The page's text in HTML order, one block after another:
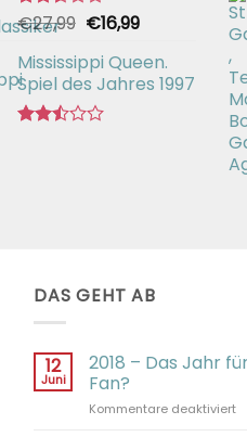
Bewertet
mit
2.55
von 5
€27,99 Ursprünglicher
war:
€27,99
€16,99Aktueller
ist:
€16,99.
Mississippi Queen.
Spiel des Jahres 1997
DAS GEHT AB
12
Juni
2018 – Das Jahr
Fan?
Kommentare deaktiviertfür